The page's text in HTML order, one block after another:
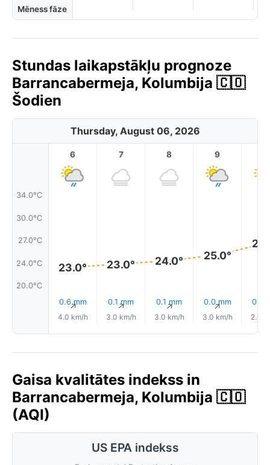
Mēness fāze
Stundas laikapstākļu prognoze
Barrancabermeja, Kolumbija 🇨🇴
Šodien
Thursday, August 06, 2026
34.0°C
30.0°C
27.0°C
24.0°C
20.0°C
6
23.0°
0.6 mm
↑
4.0 km/h
7
23.0°
0.1 mm
↑
3.0 km/h
8
24.0°
0.1 mm
↑
3.0 km/h
9
25.0°
0.0 mm
↑
3.0 km/h
0.0
2.0
Gaisa kvalitātes indekss in
Barrancabermeja, Kolumbija 🇨🇴
(AQI)
US EPA indekss